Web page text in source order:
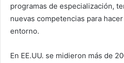
programas de especialización,
nuevas competencias para
entorno.
En EE.UU. se midieron más de